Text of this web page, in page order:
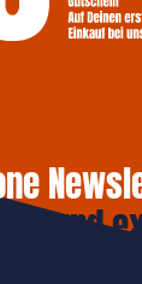
und